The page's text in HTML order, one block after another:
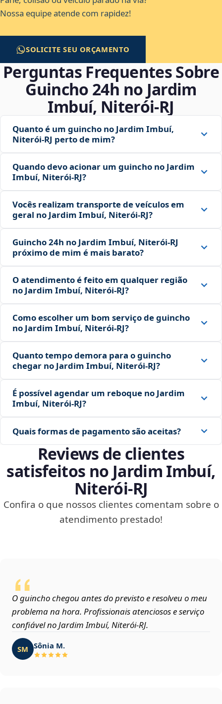
Nossa equipe atende com rapidez!
SOLICITE SEU ORÇAMENTO
Perguntas Frequentes Sobre
Guincho 24h no Jardim
Imbuí, Niterói‑RJ
Quanto é um guincho no Jardim Imbuí,
Niterói‑RJ perto de mim?
Quando devo acionar um guincho no Jardim
Imbuí, Niterói‑RJ?
Vocês realizam transporte de veículos em
geral no Jardim Imbuí, Niterói‑RJ?
Guincho 24h no Jardim Imbuí, Niterói‑RJ
próximo de mim é mais barato?
O atendimento é feito em qualquer região
no Jardim Imbuí, Niterói‑RJ?
Como escolher um bom serviço de guincho
no Jardim Imbuí, Niterói‑RJ?
Quanto tempo demora para o guincho
chegar no Jardim Imbuí, Niterói‑RJ?
É possível agendar um reboque no Jardim
Imbuí, Niterói‑RJ?
Quais formas de pagamento são aceitas?
Reviews de clientes
satisfeitos no Jardim Imbuí,
Niterói‑RJ
Confira o que nossos clientes comentam sobre o
atendimento prestado!
O guincho chegou antes do previsto e resolveu o meu
problema na hora. Profissionais atenciosos e serviço
confiável no Jardim Imbuí, Niterói‑RJ.
SM Sônia M.